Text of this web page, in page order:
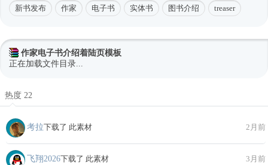
新书发布 作家 电子书 实体书 图书介绍 treaser
作家电子书介绍着陆页模板
正在加载文件目录...
热度 22
考拉下载了 此素材 2月前
飞翔2026下载了 此素材 3月前